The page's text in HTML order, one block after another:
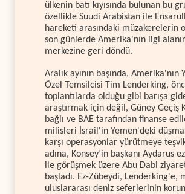
ülkenin batı kıyısında bulunan bu
özellikle Suudi Arabistan ile
hareketi arasındaki müzakerelerin
son günlerde Amerika'nın ilgi
merkezine geri döndü.
Aralık ayının başında, Amerika'nın
Özel Temsilcisi Tim Lenderking,
toplantılarda olduğu gibi barışa
araştırmak için değil, Güney Geçiş
bağlı ve BAE tarafından finanse
milisleri İsrail'in Yemen'deki
karşı operasyonlar yürütmeye
adına, Konsey’in başkanı Aydarus
ile görüşmek üzere Abu Dabi
başladı. Ez-Zübeydi, Lenderking'e,
uluslararası deniz seferlerinin